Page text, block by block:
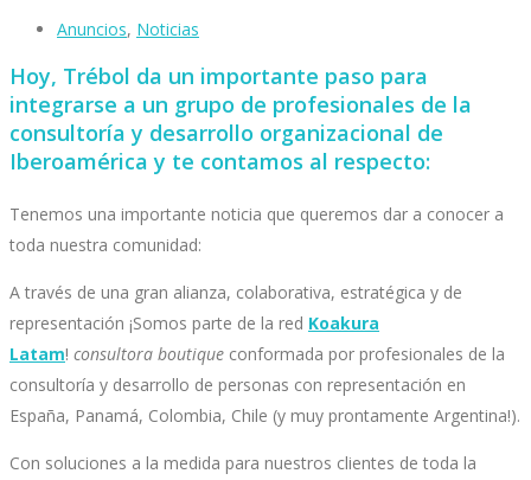
Anuncios, Noticias
Hoy, Trébol da un importante paso para
integrarse a un grupo de profesionales de la
consultoría y desarrollo organizacional de
Iberoamérica y te contamos al respecto:
Tenemos una importante noticia que queremos dar a conocer a
toda nuestra comunidad:
A través de una gran alianza, colaborativa, estratégica y de
representación ¡Somos parte de la red Koakura
Latam! consultora boutique conformada por profesionales de la
consultoría y desarrollo de personas con representación en
España, Panamá, Colombia, Chile (y muy prontamente Argentina!).
Con soluciones a la medida para nuestros clientes de toda la